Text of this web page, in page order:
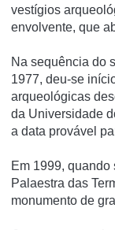
vestígios
envolvente, que
Na sequência do
1977, deu-se
arqueológicas
da Universidade
a data provável
Em 1999,
Palaestra das
monumento de